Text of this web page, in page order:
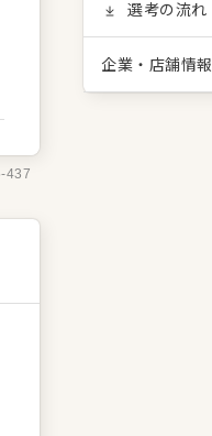
437
選考の流れ
企業・店舗情報